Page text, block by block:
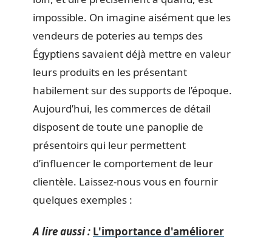
impossible. On imagine aisément que les
vendeurs de poteries au temps des
Égyptiens savaient déjà mettre en valeur
leurs produits en les présentant
habilement sur des supports de l’époque.
Aujourd’hui, les commerces de détail
disposent de toute une panoplie de
présentoirs qui leur permettent
d’influencer le comportement de leur
clientèle. Laissez-nous vous en fournir
quelques exemples :
A lire aussi : L'importance d'améliorer